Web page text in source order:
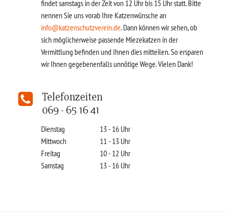
findet samstags in der Zeit von 12 Uhr bis 15 Uhr statt. Bitte
nennen Sie uns vorab Ihre Katzenwünsche an
info@katzenschutzverein.de. Dann können wir sehen, ob
sich möglicherweise passende Miezekatzen in der
Vermittlung befinden und Ihnen dies mitteilen. So ersparen
wir Ihnen gegebenenfalls unnötige Wege. Vielen Dank!
Telefonzeiten
069 - 65 16 41
Dienstag
13 - 16 Uhr
Mittwoch
11 - 13 Uhr
Freitag
10 - 12 Uhr
Samstag
13 - 16 Uhr